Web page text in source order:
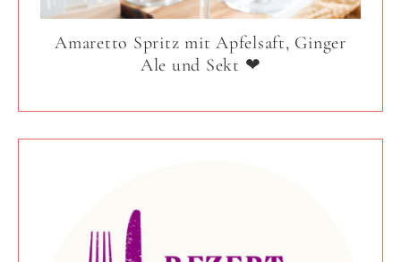
Amaretto Spritz mit Apfelsaft, Ginger
Ale und Sekt ❤